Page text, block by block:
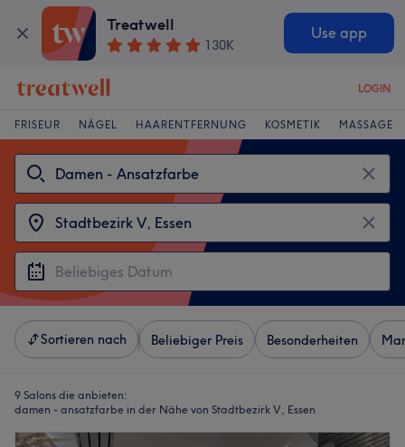
Treatwell
130K
Use app
LOGIN
FRISEUR NÄGEL HAARENTFERNUNG KOSMETIK MASSAGE
Sortieren nach Beliebiger Preis Besonderheiten
9 Salons die anbieten:
damen - ansatzfarbe in der Nähe von Stadtbezirk V, Essen